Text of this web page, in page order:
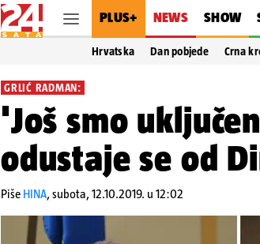
PLUS+ NEWS SHOW
Hrvatska Dan pobjede Crna
GRLIĆ RADMAN:
'Još smo
odustaje se od
Piše HINA,subota, 12.10.2019. u 12:02